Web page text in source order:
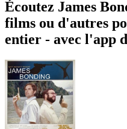
Écoutez James
films ou d'autres
entier - avec l'app